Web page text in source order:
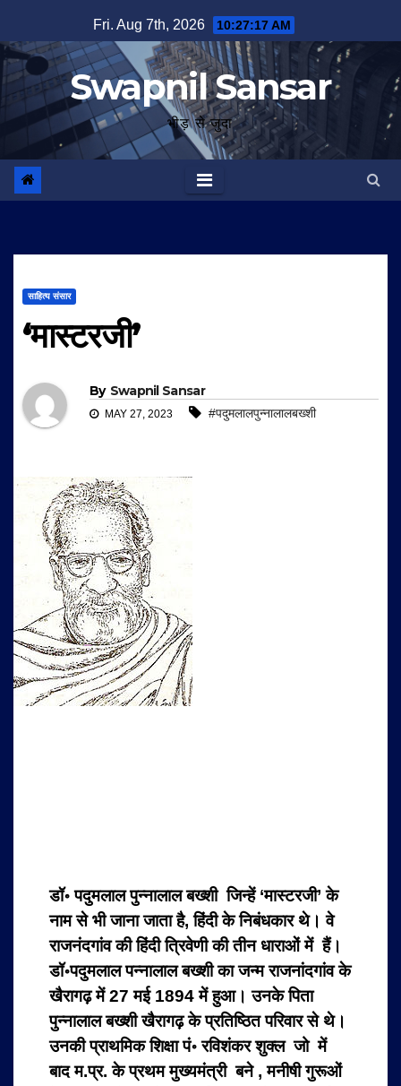
to
content
Fri. Aug 7th, 2026 10:27:17 AM
Swapnil Sansar
भीड़ से जुदा
साहित्य संसार
‘मास्टरजी’
By Swapnil Sansar
MAY 27, 2023 #पदुमलालपुन्नालालबख्शी
डॉ॰ पदुमलाल पुन्नालाल बख्शी जिन्हें ‘मास्टरजी’ के
नाम से भी जाना जाता है, हिंदी के निबंधकार थे। वे
राजनंदगांव की हिंदी त्रिवेणी की तीन धाराओं में हैं।
डॉ॰पदुमलाल पन्नालाल बख्शी का जन्म राजनांदगांव के
खैरागढ़ में 27 मई 1894 में हुआ। उनके पिता
पुन्नालाल बख्शी खैरागढ़ के प्रतिष्ठित परिवार से थे।
उनकी प्राथमिक शिक्षा पं॰ रविशंकर शुक्‍ल जो में
बाद म.प्र. के प्रथम मुख्‍यमंत्री बने , मनीषी गुरूओं